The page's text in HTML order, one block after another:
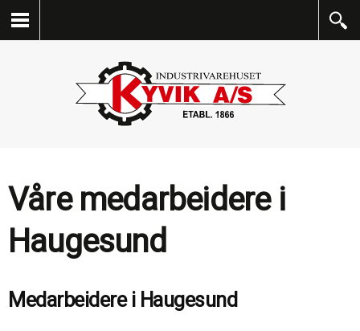
Våre medarbeidere i
Haugesund
Medarbeidere i Haugesund